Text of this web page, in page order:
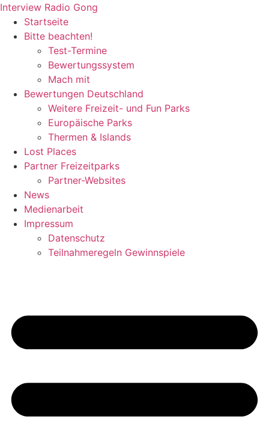
Zum
Inhalt
wechseln
Interview Radio Gong
Startseite
Bitte beachten!
Test-Termine
Bewertungssystem
Mach mit
Bewertungen Deutschland
Weitere Freizeit- und Fun Parks
Europäische Parks
Thermen & Islands
Lost Places
Partner Freizeitparks
Partner-Websites
News
Medienarbeit
Impressum
Datenschutz
Teilnahmeregeln Gewinnspiele